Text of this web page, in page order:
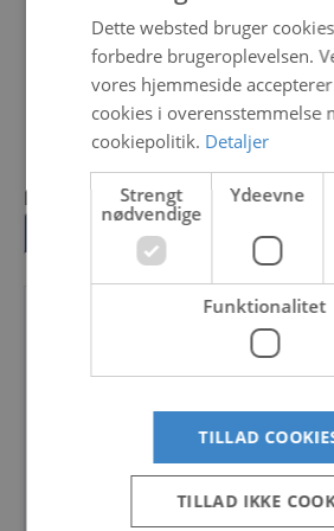
bådejer.
Tilføj til kurv
Loading...
Beskrivelse
Sort konsol med fjernstyring
Vindskærm
Sø gelænder akter
Rygstøtte med pude
Dette websted bruger
forbedre brugeroplevelsen.
vores hjemmeside
cookies i overensstemmelse
cookiepolitik. Detaljer
Strengt
nødvendige
Ydeevne
Funktionalitet
TILLAD
TILLAD IKKE